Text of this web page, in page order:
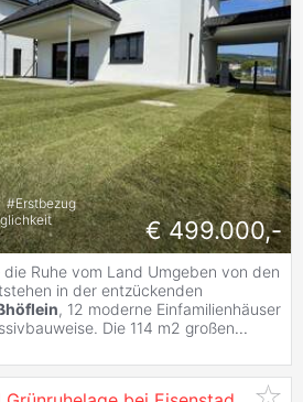
#Erstbezug
€ 499.000,-
Ruhe vom Land Umgeben von den
in der entzückenden
, 12 moderne Einfamilienhäuser
Die 114 m2 großen...